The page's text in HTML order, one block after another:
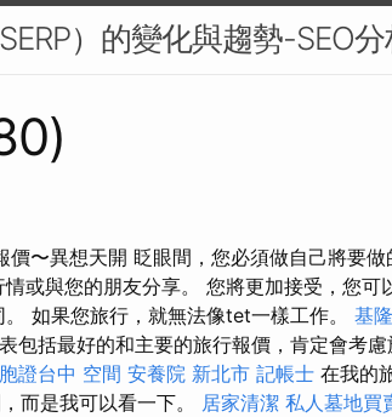
）的變化與趨勢-SEO
〜異想天開 眨眼間，您必須做自己將要
或與您的朋友分享。 您將更加接受，您可
如果您旅行，就無法像tet一樣工作。 基
包括最好的和主要的旅行報價，肯定會考
證台中 空間 安養院 新北市 記帳士 在我的
而是我可以看一下。 居家清潔 私人墓地買